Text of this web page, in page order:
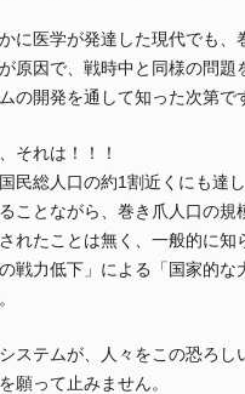
に医学が発達した現代でも、
原因で、戦時中と同様の問題
の開発を通して知った次第で
それは！！！
民総人口の約1割近くにも達し
ことながら、巻き爪人口の規
れたことは無く、一般的に知
の戦力低下」による「国家的
ステムが、人々をこの恐ろし
願って止みません。